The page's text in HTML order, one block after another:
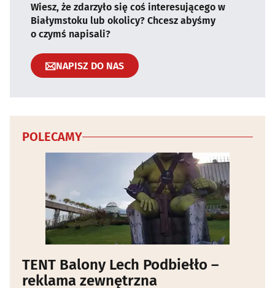
Wiesz, że zdarzyło się coś interesującego w
Białymstoku lub okolicy? Chcesz abyśmy
o czymś napisali?
NAPISZ DO NAS
POLECAMY
TENT Balony Lech Podbiełło –
reklama zewnętrzna